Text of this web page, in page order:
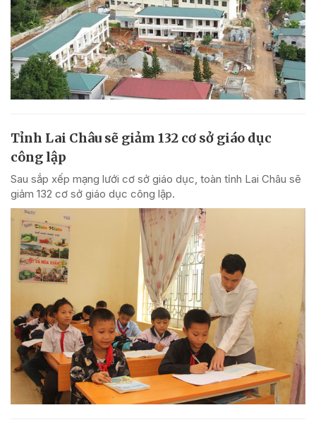
Tỉnh Lai Châu sẽ giảm 132 cơ sở giáo dục
công lập
Sau sắp xếp mạng lưới cơ sở giáo dục, toàn tỉnh Lai Châu sẽ
giảm 132 cơ sở giáo dục công lập.